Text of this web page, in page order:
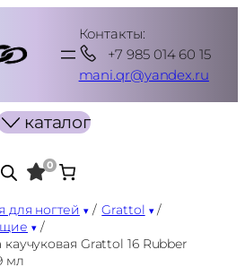
Контакты:
+7 985 014 60 15
mani.qr@yandex.ru
каталог
0
для ногтей / Grattol /
/
каучуковая Grattol 16 Rubber
мл